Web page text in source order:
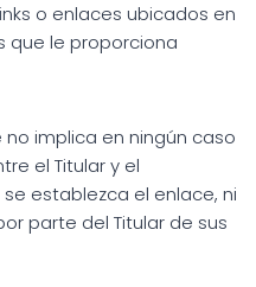
o enlaces ubicados en
que le proporciona
implica en ningún caso
el Titular y el
establezca el enlace, ni
parte del Titular de sus